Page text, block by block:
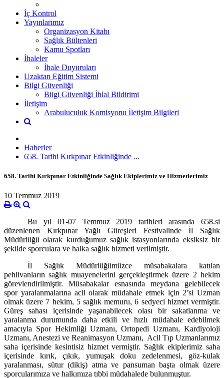
İç Kontrol
Yayınlarımız
Organizasyon Kitabı
Sağlık Bültenleri
Kamu Spotları
İhaleler
İhale Duyuruları
Uzaktan Eğitim Sistemi
Bilgi Güvenliği
Bilgi Güvenliği İhlal Bildirimi
İletişim
Arabuluculuk Komisyonu İletişim Bilgileri
Haberler
658. Tarihi Kırkpınar Etkinliğinde ...
658. Tarihi Kırkpınar Etkinliğinde Sağlık Ekiplerimiz ve Hizmetlerimiz
10 Temmuz 2019
Bu yıl 01-07 Temmuz 2019 tarihleri arasında 658.si
düzenlenen Kırkpınar Yağlı Güreşleri Festivalinde İl Sağlık
Müdürlüğü olarak kurduğumuz sağlık istasyonlarında eksiksiz bir
şekilde sporculara ve halka sağlık hizmeti verilmiştir.
İl Sağlık Müdürlüğümüzce müsabakalara katılan
pehlivanların sağlık muayenelerini gerçekleştirmek üzere 2 hekim
görevlendirilmiştir. Müsabakalar esnasında meydana gelebilecek
spor yaralanmalarına acil olarak müdahale etmek için 2’si Uzman
olmak üzere 7 hekim, 5 sağlık memuru, 6 sedyeci hizmet vermiştir.
Güreş sahası içerisinde yaşanabilecek olası bir sakatlanma ve
yaralanma durumunda daha etkili ve hızlı müdahale edebilmek
amacıyla Spor Hekimliği Uzmanı, Ortopedi Uzmanı, Kardiyoloji
Uzmanı, Anestezi ve Reanimasyon Uzmanı, Acil Tıp Uzmanlarımız
saha içerisinde kesintisiz hizmet vermiştir. Sağlık ekiplerimiz saha
içerisinde kırık, çıkık, yumuşak doku zedelenmesi, göz-kulak
yaralanması, sütur (dikiş) atma ve pansuman başta olmak üzere
sporcularımıza ve halkımıza tıbbi müdahalede bulunmuştur.